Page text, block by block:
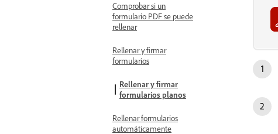
Comprobar si un
formulario PDF se puede
rellenar
Rellenar y firmar
formularios
Rellenar y firmar
formularios planos
Rellenar formularios
automáticamente